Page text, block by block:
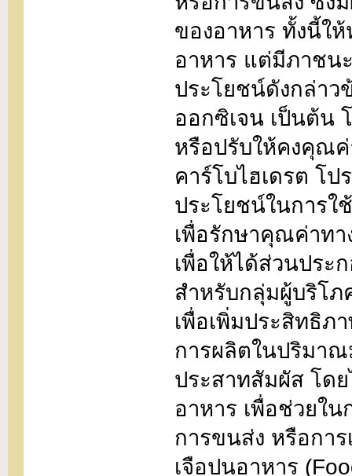
ของอาหาร ทั้งนี้ใ
อาหาร แต่มีภาชน
ประโยชน์ดังกล่า
ออกซิเจน เป็นต้น
หรือปรับให้คงคุณค่
คาร์โบไฮเดรต โ
ประโยชน์ในการใ
เพื่อรักษาคุณค่าทา
เพื่อให้ได้ส่วนประ
สำหรับกลุ่มผู้บริโภ
เพื่อเพิ่มประสิทธิภ
การผลิตในปริมา
ประสาทสัมผัส โด
อาหาร เพื่อช่วยใ
การขนส่ง หรือกา
เจือปนอาหาร